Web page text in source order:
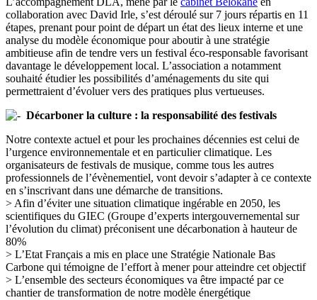
collaboration avec David Irle, s’est déroulé sur 7 jours répartis en 11
étapes, prenant pour point de départ un état des lieux interne et une
analyse du modèle économique pour aboutir à une stratégie
ambitieuse afin de tendre vers un festival éco-responsable favorisant
davantage le développement local. L’association a notamment
souhaité étudier les possibilités d’aménagements du site qui
permettraient d’évoluer vers des pratiques plus vertueuses.
Décarboner la culture : la responsabilité des festivals
Notre contexte actuel et pour les prochaines décennies est celui de
l’urgence environnementale et en particulier climatique. Les
organisateurs de festivals de musique, comme tous les autres
professionnels de l’évènementiel, vont devoir s’adapter à ce contexte
en s’inscrivant dans une démarche de transitions.
> Afin d’éviter une situation climatique ingérable en 2050, les
scientifiques du GIEC (Groupe d’experts intergouvernemental sur
l’évolution du climat) préconisent une décarbonation à hauteur de
80%
> L’Etat Français a mis en place une Stratégie Nationale Bas
Carbone qui témoigne de l’effort à mener pour atteindre cet objectif
> L’ensemble des secteurs économiques va être impacté par ce
chantier de transformation de notre modèle énergétique